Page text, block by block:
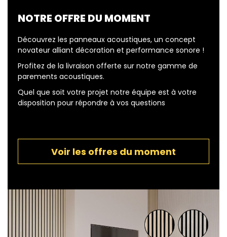
NOTRE OFFRE DU MOMENT
Découvrez les panneaux acoustiques, un concept
novateur alliant décoration et performance sonore !
Profitez de la livraison offerte sur notre gamme de
parements acoustiques.
Quel que soit votre projet notre équipe est à votre
disposition pour répondre à vos questions
Voir les offres du moment